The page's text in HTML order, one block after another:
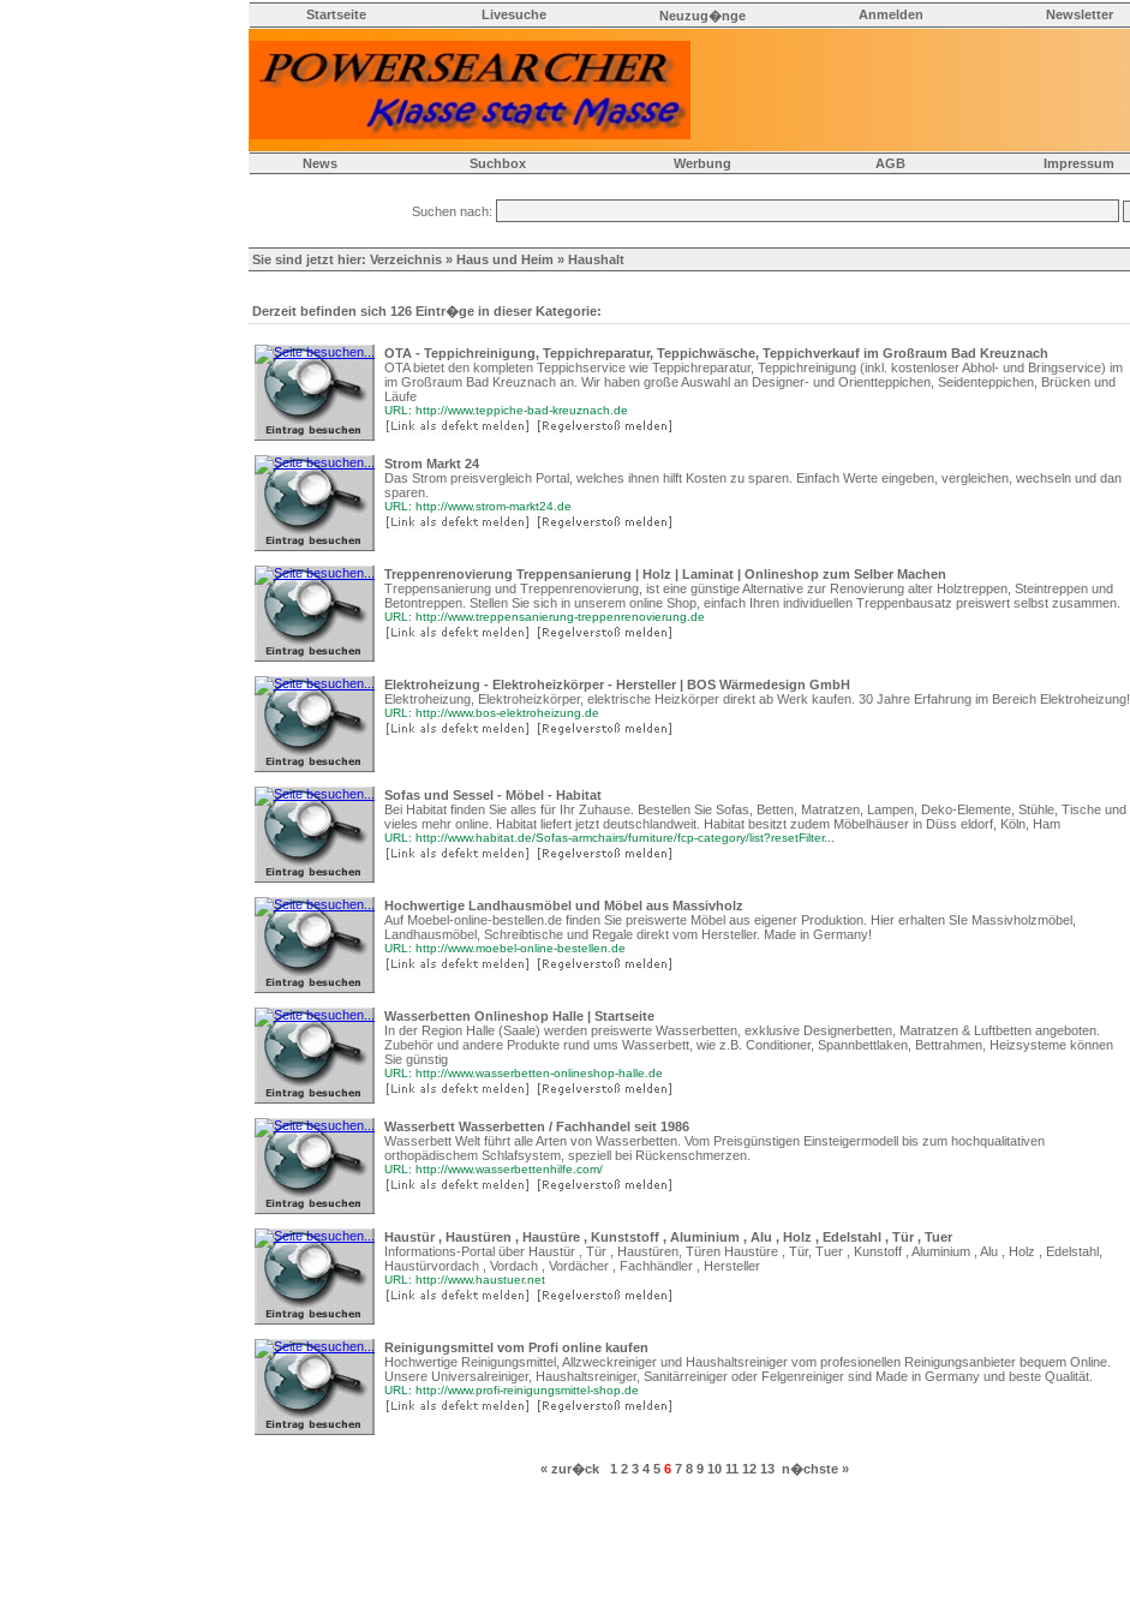
Startseite Livesuche Neuzug�nge Anmelden Newsletter
News Suchbox Werbung AGB Impressum
Suchen nach:
Sie sind jetzt hier: Verzeichnis » Haus und Heim » Haushalt
Derzeit befinden sich 126 Eintr�ge in dieser Kategorie:
OTA - Teppichreinigung, Teppichreparatur, Teppichwäsche, Teppichverkauf im Großraum Bad Kreuznach
OTA bietet den kompleten Teppichservice wie Teppichreparatur, Teppichreinigung (inkl. kostenloser Abhol- und Bringservice) im
im Großraum Bad Kreuznach an. Wir haben große Auswahl an Designer- und Orientteppichen, Seidenteppichen, Brücken und
Läufe
URL: http://www.teppiche-bad-kreuznach.de
Strom Markt 24
Das Strom preisvergleich Portal, welches ihnen hilft Kosten zu sparen. Einfach Werte eingeben, vergleichen, wechseln und dan
sparen.
URL: http://www.strom-markt24.de
Treppenrenovierung Treppensanierung | Holz | Laminat | Onlineshop zum Selber Machen
Treppensanierung und Treppenrenovierung, ist eine günstige Alternative zur Renovierung alter Holztreppen, Steintreppen und
Betontreppen. Stellen Sie sich in unserem online Shop, einfach Ihren individuellen Treppenbausatz preiswert selbst zusammen.
URL: http://www.treppensanierung-treppenrenovierung.de
Elektroheizung - Elektroheizkörper - Hersteller | BOS Wärmedesign GmbH
Elektroheizung, Elektroheizkörper, elektrische Heizkörper direkt ab Werk kaufen. 30 Jahre Erfahrung im Bereich Elektroheizung!
URL: http://www.bos-elektroheizung.de
Sofas und Sessel - Möbel - Habitat
Bei Habitat finden Sie alles für Ihr Zuhause. Bestellen Sie Sofas, Betten, Matratzen, Lampen, Deko-Elemente, Stühle, Tische und
vieles mehr online. Habitat liefert jetzt deutschlandweit. Habitat besitzt zudem Möbelhäuser in Düss eldorf, Köln, Ham
URL: http://www.habitat.de/Sofas-armchairs/furniture/fcp-category/list?resetFilter...
Hochwertige Landhausmöbel und Möbel aus Massivholz
Auf Moebel-online-bestellen.de finden Sie preiswerte Möbel aus eigener Produktion. Hier erhalten SIe Massivholzmöbel,
Landhausmöbel, Schreibtische und Regale direkt vom Hersteller. Made in Germany!
URL: http://www.moebel-online-bestellen.de
Wasserbetten Onlineshop Halle | Startseite
In der Region Halle (Saale) werden preiswerte Wasserbetten, exklusive Designerbetten, Matratzen & Luftbetten angeboten.
Zubehör und andere Produkte rund ums Wasserbett, wie z.B. Conditioner, Spannbettlaken, Bettrahmen, Heizsysteme können
Sie günstig
URL: http://www.wasserbetten-onlineshop-halle.de
Wasserbett Wasserbetten / Fachhandel seit 1986
Wasserbett Welt führt alle Arten von Wasserbetten. Vom Preisgünstigen Einsteigermodell bis zum hochqualitativen
orthopädischem Schlafsystem, speziell bei Rückenschmerzen.
URL: http://www.wasserbettenhilfe.com/
Haustür , Haustüren , Haustüre , Kunststoff , Aluminium , Alu , Holz , Edelstahl , Tür , Tuer
Informations-Portal über Haustür , Tür , Haustüren, Türen Haustüre , Tür, Tuer , Kunstoff , Aluminium , Alu , Holz , Edelstahl,
Haustürvordach , Vordach , Vordächer , Fachhändler , Hersteller
URL: http://www.haustuer.net
Reinigungsmittel vom Profi online kaufen
Hochwertige Reinigungsmittel, Allzweckreiniger und Haushaltsreiniger vom profesionellen Reinigungsanbieter bequem Online.
Unsere Universalreiniger, Haushaltsreiniger, Sanitärreiniger oder Felgenreiniger sind Made in Germany und beste Qualität.
URL: http://www.profi-reinigungsmittel-shop.de
« zur�ck 1 2 3 4 5 6 7 8 9 10 11 12 13 n�chste »